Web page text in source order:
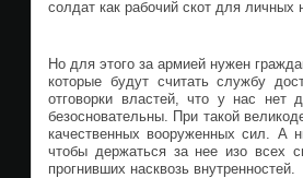
солдат как рабочий скот для личных
Но для этого за армией нужен
которые будут считать службу
отговорки властей, что у нас
безосновательны. При такой
качественных вооруженных сил. А
чтобы держаться за нее изо всех
прогнивших насквозь внутренностей.